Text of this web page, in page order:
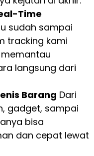
Time
sudah sampai
tracking kami
langsung dari
Barang Dari
gadget, sampai
bisa
dan cepat lewat